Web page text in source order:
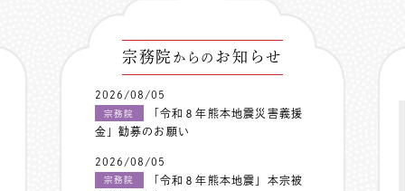
宗務院 からの お知らせ
2026/08/05
宗務院
「令和８年熊本地震災害義援
金」勧募のお願い
2026/08/05
宗務院
「令和８年熊本地震」本宗被